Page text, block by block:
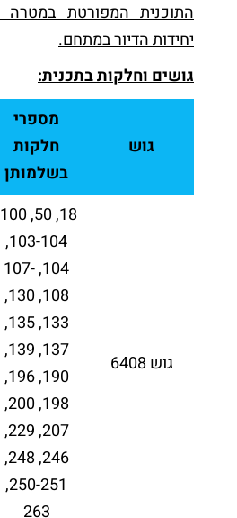
התוכנית המפורטת
יחידות הדיור במתחם.
גושים וחלקות בתכנית:
גוש
מספרי
חלקות
בשלמותן
גוש 6408
103-104,
104, 107-
108, 130,
133, 135,
137, 139,
190, 196,
198, 200,
207, 229,
246, 248,
250-251,
263